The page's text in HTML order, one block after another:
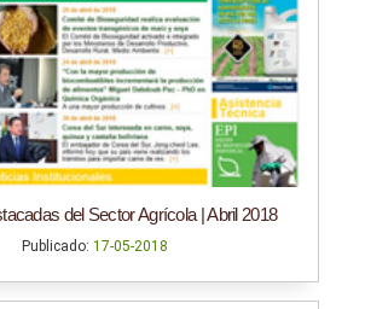
del Sector Agrícola | Abril 2018
Publicado: 17-05-2018